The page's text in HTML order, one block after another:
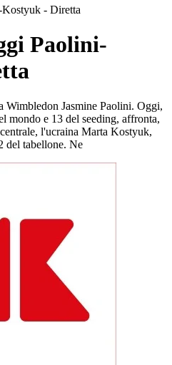
- Diretta
Paolini-
Wimbledon Jasmine Paolini. Oggi,
mondo e 13 del seeding, affronta,
l'ucraina Marta Kostyuk,
del tabellone. Ne